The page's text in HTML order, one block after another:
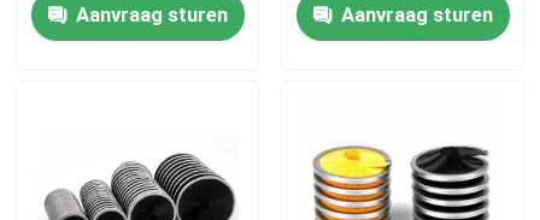
Producten
Fabrieksreis
Aanvraag sturen
Aanvraag sturen